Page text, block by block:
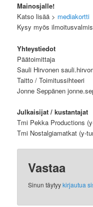
Mainosjalle!
Katso lisää > mediakortti
Kysy myös
Yhteystiedot
Päätoimittaja
Sauli Hirvonen
Taitto / Toimitussihteeri
Jonne Seppänen
Julkaisijat / kustantajat
Tmi Pekka Productions
Tmi Nostalgiamatkat (y-
Vastaa
Sinun täytyykirjautua